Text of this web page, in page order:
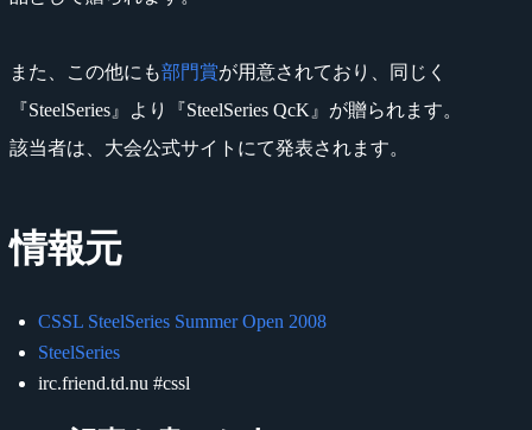
また、この他にも部門賞が用意されており、同じく
『SteelSeries』より『SteelSeries QcK』が贈られます。
該当者は、大会公式サイトにて発表されます。
情報元
CSSL SteelSeries Summer Open 2008
SteelSeries
irc.friend.td.nu #cssl